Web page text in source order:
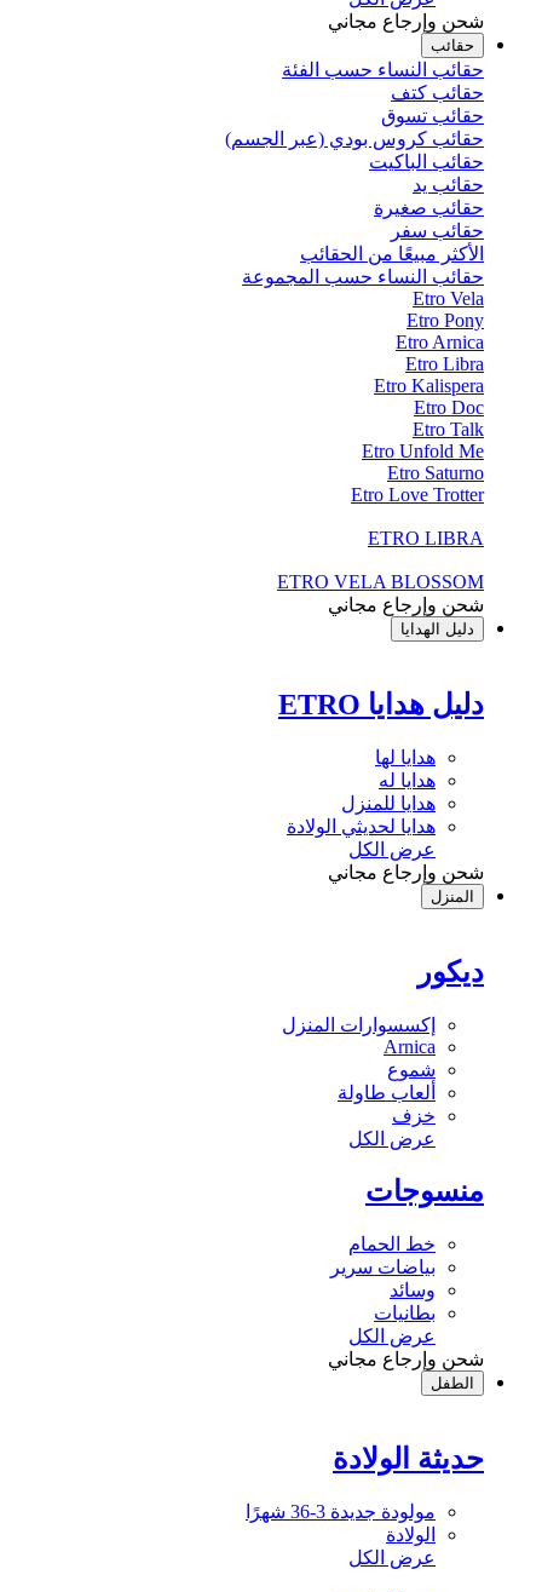
شحن وإرجاع مجاني
حقائب
حقائب النساء حسب الفئة
حقائب كتف
حقائب تسوق
حقائب كروس بودي (عبر الجسم)
حقائب الباكيت
حقائب يد
حقائب صغيرة
حقائب سفر
الأكثر مبيعًا من الحقائب
حقائب النساء حسب المجموعة
Etro Vela
Etro Pony
Etro Arnica
Etro Libra
Etro Kalispera
Etro Doc
Etro Talk
Etro Unfold Me
Etro Saturno
Etro Love Trotter
ETRO LIBRA
ETRO VELA BLOSSOM
شحن وإرجاع مجاني
دليل الهدايا
دليل هدايا ETRO
هدايا لها
هدايا له
هدايا للمنزل
هدايا لحديثي الولادة
عرض الكل
شحن وإرجاع مجاني
المنزل
ديكور
إكسسوارات المنزل
Arnica
شموع
ألعاب طاولة
خزف
عرض الكل
منسوجات
خط الحمام
بياضات سرير
وسائد
بطانيات
عرض الكل
شحن وإرجاع مجاني
الطفل
حديثة الولادة
مولودة جديدة 3-36 شهرًا
الولادة
عرض الكل